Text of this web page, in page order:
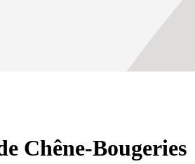
Chêne-Bougeries